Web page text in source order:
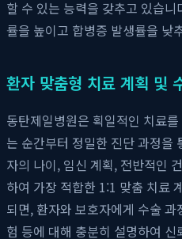
할 수 있는 능력을 갖추고 있습
률을 높이고 합병증 발생률을 낮
환자 맞춤형 치료 계획 및
동탄제일병원은 획일적인 치료
는 순간부터 정밀한 진단 과정을
자의 나이, 임신 계획, 전반적인
하여 가장 적합한 1:1 맞춤 치료
되면, 환자와 보호자에게 수술
험 등에 대해 충분히 설명하여